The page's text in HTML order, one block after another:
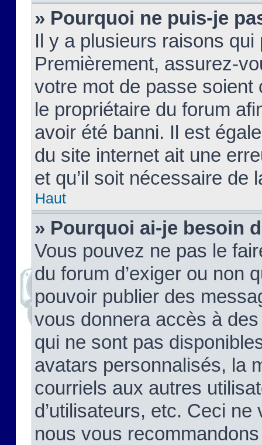
» Pourquoi ne puis-je
Il y a plusieurs raisons
Premièrement, assurez-
votre mot de passe soient
le propriétaire du forum
avoir été banni. Il est
du site internet ait une
et qu’il soit nécessaire de
Haut
» Pourquoi ai-je besoin
Vous pouvez ne pas le
du forum d’exiger ou non
pouvoir publier des
vous donnera accès à
qui ne sont pas
avatars personnalisés, la
courriels aux autres
d’utilisateurs, etc. Ceci
nous vous